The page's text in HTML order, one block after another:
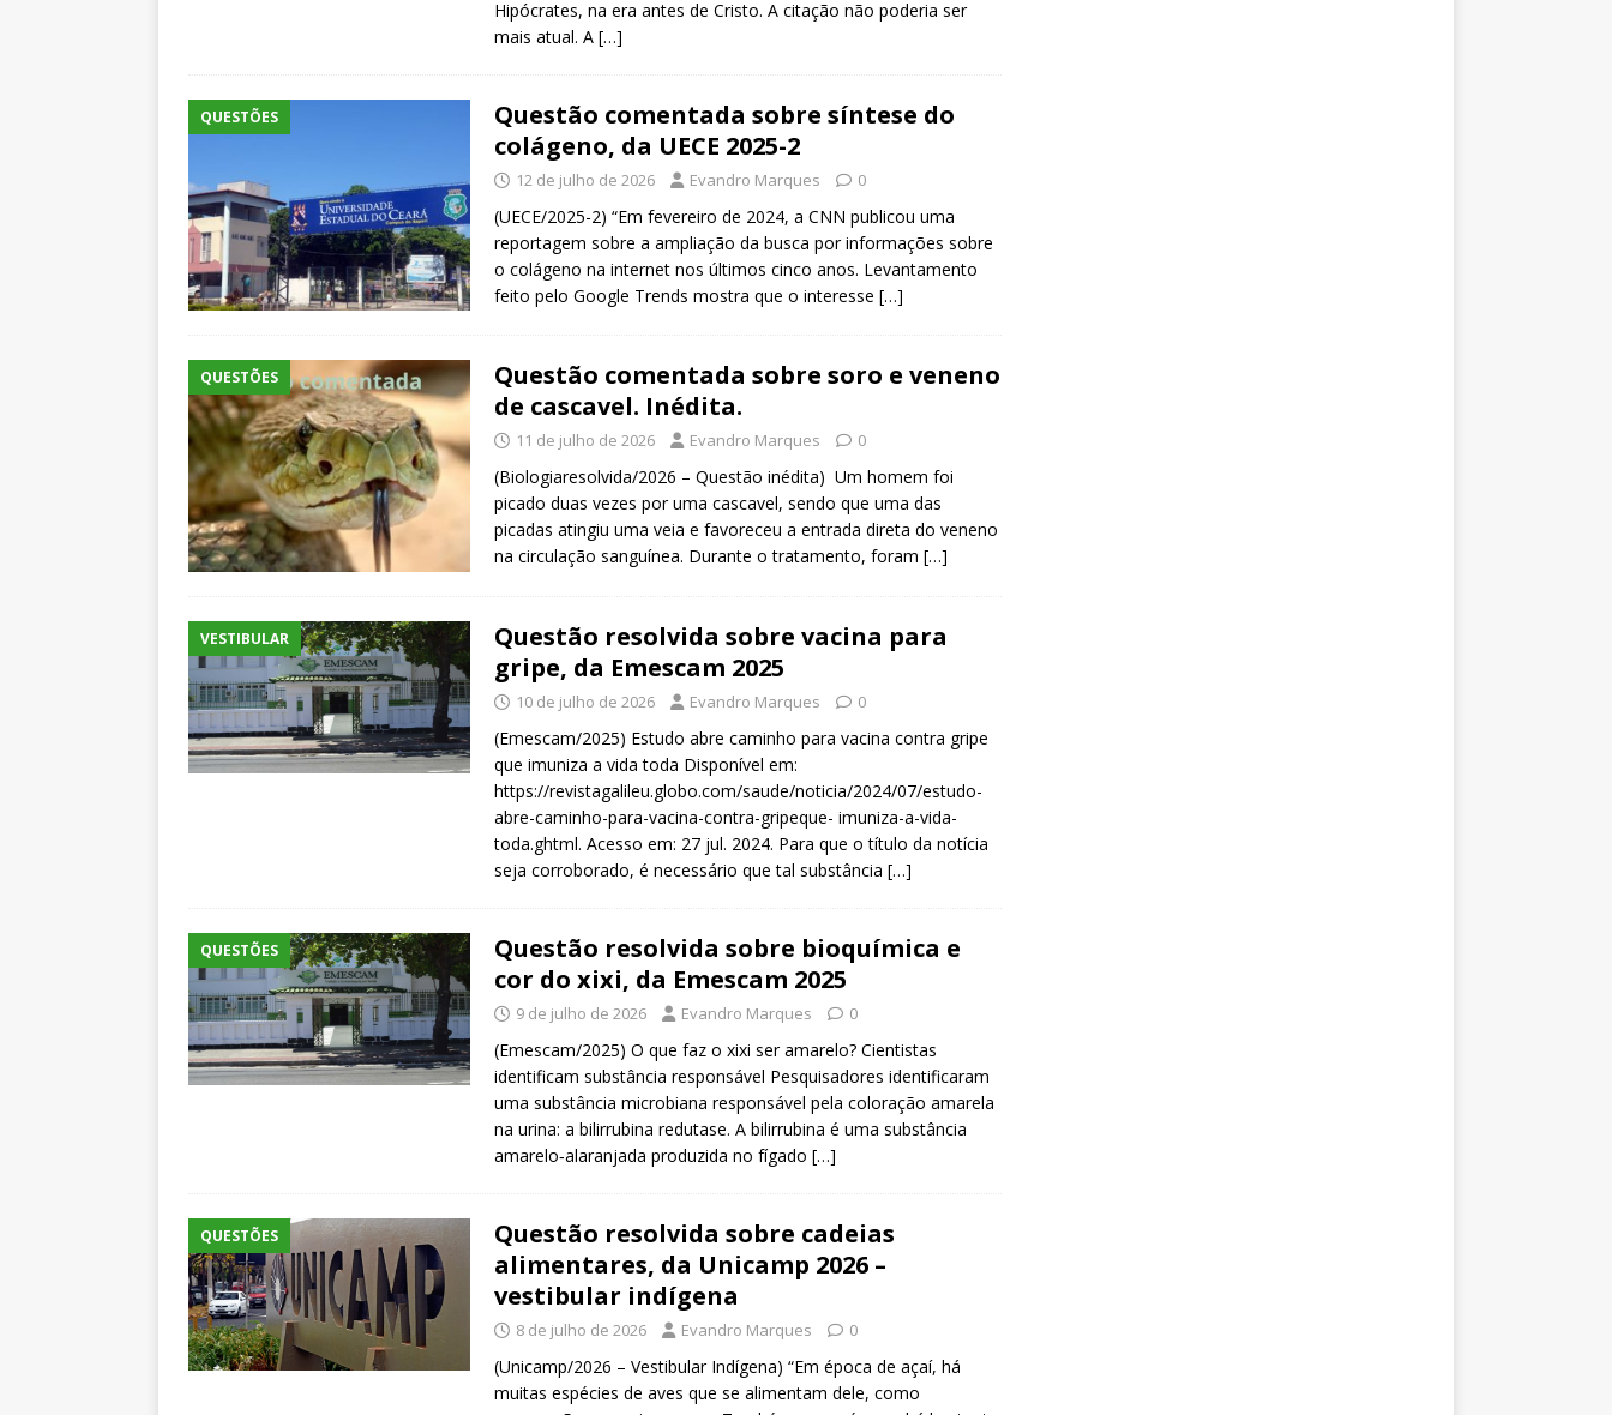
Hipócrates, na era antes de Cristo. A citação não poderia ser
mais atual. A […]
QUESTÕES
Questão comentada sobre síntese do
colágeno, da UECE 2025-2
12 de julho de 2026 Evandro Marques 0
(UECE/2025-2) “Em fevereiro de 2024, a CNN publicou uma
reportagem sobre a ampliação da busca por informações sobre
o colágeno na internet nos últimos cinco anos. Levantamento
feito pelo Google Trends mostra que o interesse […]
QUESTÕES
Questão comentada sobre soro e veneno
de cascavel. Inédita.
11 de julho de 2026 Evandro Marques 0
(Biologiaresolvida/2026 – Questão inédita) Um homem foi
picado duas vezes por uma cascavel, sendo que uma das
picadas atingiu uma veia e favoreceu a entrada direta do veneno
na circulação sanguínea. Durante o tratamento, foram […]
VESTIBULAR
Questão resolvida sobre vacina para
gripe, da Emescam 2025
10 de julho de 2026 Evandro Marques 0
(Emescam/2025) Estudo abre caminho para vacina contra gripe
que imuniza a vida toda Disponível em:
https://revistagalileu.globo.com/saude/noticia/2024/07/estudo-
abre-caminho-para-vacina-contra-gripeque- imuniza-a-vida-
toda.ghtml. Acesso em: 27 jul. 2024. Para que o título da notícia
seja corroborado, é necessário que tal substância […]
QUESTÕES
Questão resolvida sobre bioquímica e
cor do xixi, da Emescam 2025
9 de julho de 2026 Evandro Marques 0
(Emescam/2025) O que faz o xixi ser amarelo? Cientistas
identificam substância responsável Pesquisadores identificaram
uma substância microbiana responsável pela coloração amarela
na urina: a bilirrubina redutase. A bilirrubina é uma substância
amarelo‑alaranjada produzida no fígado […]
QUESTÕES
Questão resolvida sobre cadeias
alimentares, da Unicamp 2026 –
vestibular indígena
8 de julho de 2026 Evandro Marques 0
(Unicamp/2026 – Vestibular Indígena) “Em época de açaí, há
muitas espécies de aves que se alimentam dele, como